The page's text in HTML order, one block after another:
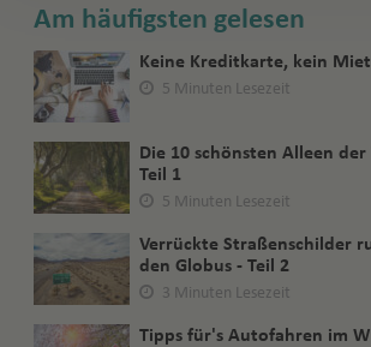
Am häufigsten gelesen
Keine Kreditkarte, kein
5 Minuten Lesezeit
Die 10 schönsten Alleen
Teil 1
5 Minuten Lesezeit
Verrückte Straßenschilder
den Globus - Teil 2
3 Minuten Lesezeit
Tipps für's Autofahren im